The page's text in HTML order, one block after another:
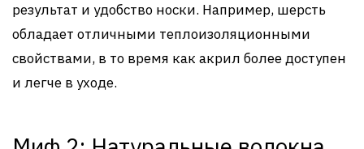
результат и удобство носки. Например, шерсть
обладает отличными теплоизоляционными
свойствами, в то время как акрил более доступен
и легче в уходе.